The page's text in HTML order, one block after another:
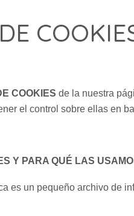
COOKIES de la nuestra
el control sobre ellas en
Y PARA QUÉ LAS
es un pequeño archivo de